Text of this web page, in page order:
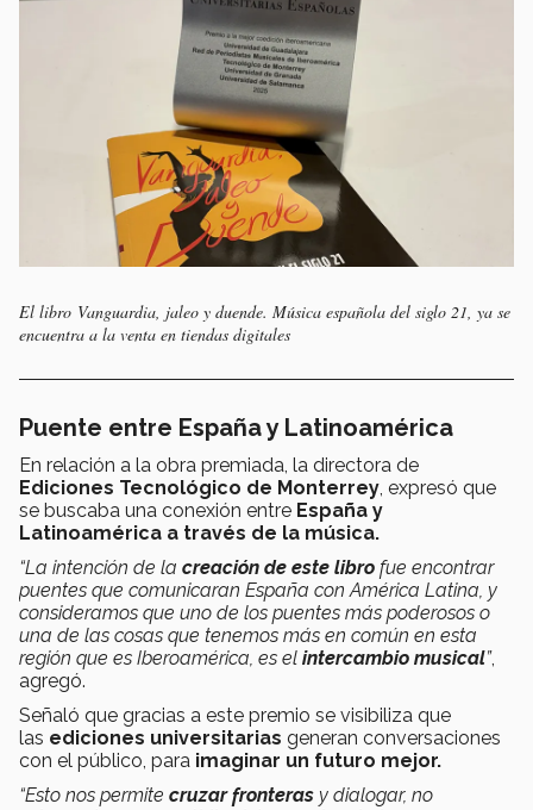
El libro Vanguardia, jaleo y duende. Música española del siglo 21, ya se
encuentra a la venta en tiendas digitales
Puente entre España y Latinoamérica
En relación a la obra premiada, la directora de
Ediciones Tecnológico de Monterrey, expresó que
se buscaba una conexión entre España y
Latinoamérica a través de la música.
“La intención de la creación de este libro fue encontrar
puentes que comunicaran España con América Latina, y
consideramos que uno de los puentes más poderosos o
una de las cosas que tenemos más en común en esta
región que es Iberoamérica, es el intercambio musical”,
agregó.
Señaló que gracias a este premio se visibiliza que
las ediciones universitarias generan conversaciones
con el público, para imaginar un futuro mejor.
“Esto nos permite cruzar fronteras y dialogar, no